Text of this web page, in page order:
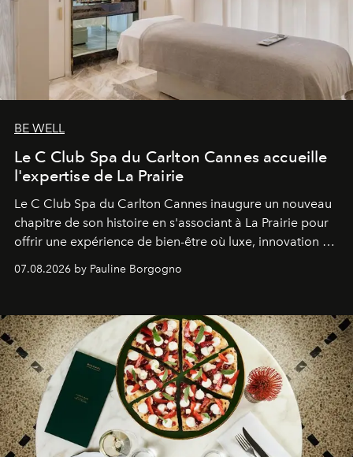
BE WELL
Le C Club Spa du Carlton Cannes accueille
l'expertise de La Prairie
Le C Club Spa du Carlton Cannes inaugure un nouveau
chapitre de son histoire en s'associant à La Prairie pour
offrir une expérience de bien-être où luxe, innovation et
expertise se rencontrent.
07.08.2026 by Pauline Borgogno